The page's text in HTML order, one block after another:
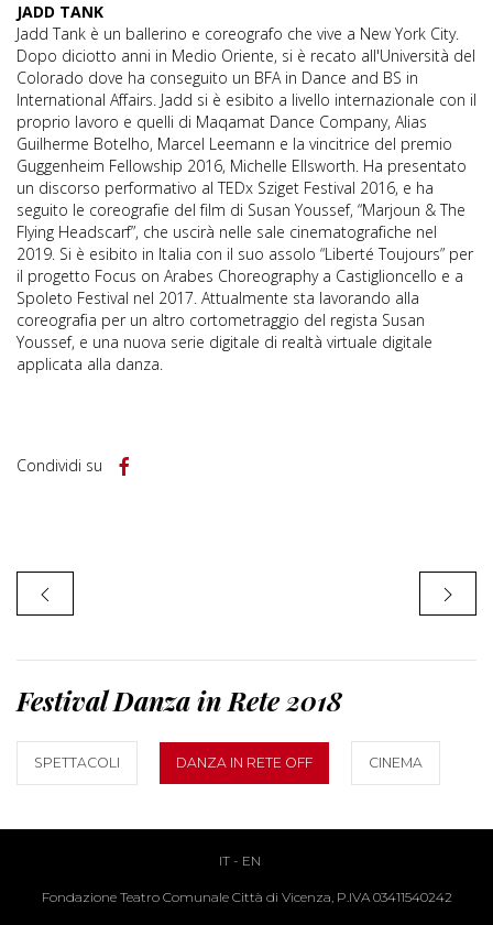
JADD TANK
Jadd Tank è un ballerino e coreografo che vive a New York City.
Dopo diciotto anni in Medio Oriente, si è recato all'Università del
Colorado dove ha conseguito un BFA in Dance and BS in
International Affairs. Jadd si è esibito a livello internazionale con il
proprio lavoro e quelli di Maqamat Dance Company, Alias
Guilherme Botelho, Marcel Leemann e la vincitrice del premio
Guggenheim Fellowship 2016, Michelle Ellsworth. Ha presentato
un discorso performativo al TEDx Sziget Festival 2016, e ha
seguito le coreografie del film di Susan Youssef, “Marjoun & The
Flying Headscarf”, che uscirà nelle sale cinematografiche nel
2019. Si è esibito in Italia con il suo assolo “Liberté Toujours” per
il progetto Focus on Arabes Choreography a Castiglioncello e a
Spoleto Festival nel 2017. Attualmente sta lavorando alla
coreografia per un altro cortometraggio del regista Susan
Youssef, e una nuova serie digitale di realtà virtuale digitale
applicata alla danza.
Condividi su
Festival Danza in Rete 2018
SPETTACOLI DANZA IN RETE OFF CINEMA
IT - EN
Fondazione Teatro Comunale Città di Vicenza, P.IVA 03411540242